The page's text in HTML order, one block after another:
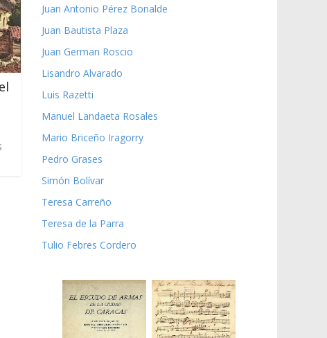
Juan Antonio Pérez Bonalde
Juan Bautista Plaza
Juan German Roscio
Lisandro Alvarado
Luis Razetti
Manuel Landaeta Rosales
Mario Briceño Iragorry
Pedro Grases
Simón Bolívar
Teresa Carreño
Teresa de la Parra
Tulio Febres Cordero